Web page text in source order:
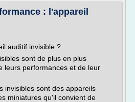
: l'appareil
auditif invisible ?
sont de plus en plus
leurs performances et de leur
invisibles sont des appareils
miniatures qu'il convient de